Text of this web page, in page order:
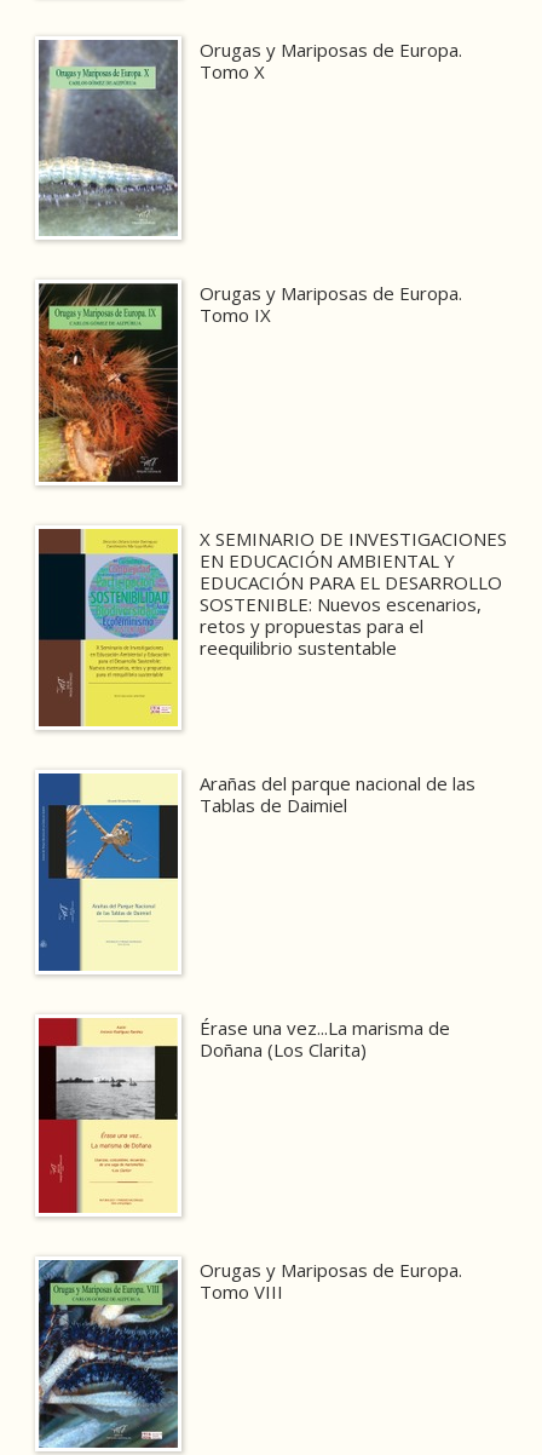
Orugas y Mariposas de Europa.
Tomo X
Orugas y Mariposas de Europa.
Tomo IX
X SEMINARIO DE INVESTIGACIONES
EN EDUCACIÓN AMBIENTAL Y
EDUCACIÓN PARA EL DESARROLLO
SOSTENIBLE: Nuevos escenarios,
retos y propuestas para el
reequilibrio sustentable
Arañas del parque nacional de las
Tablas de Daimiel
Érase una vez...La marisma de
Doñana (Los Clarita)
Orugas y Mariposas de Europa.
Tomo VIII